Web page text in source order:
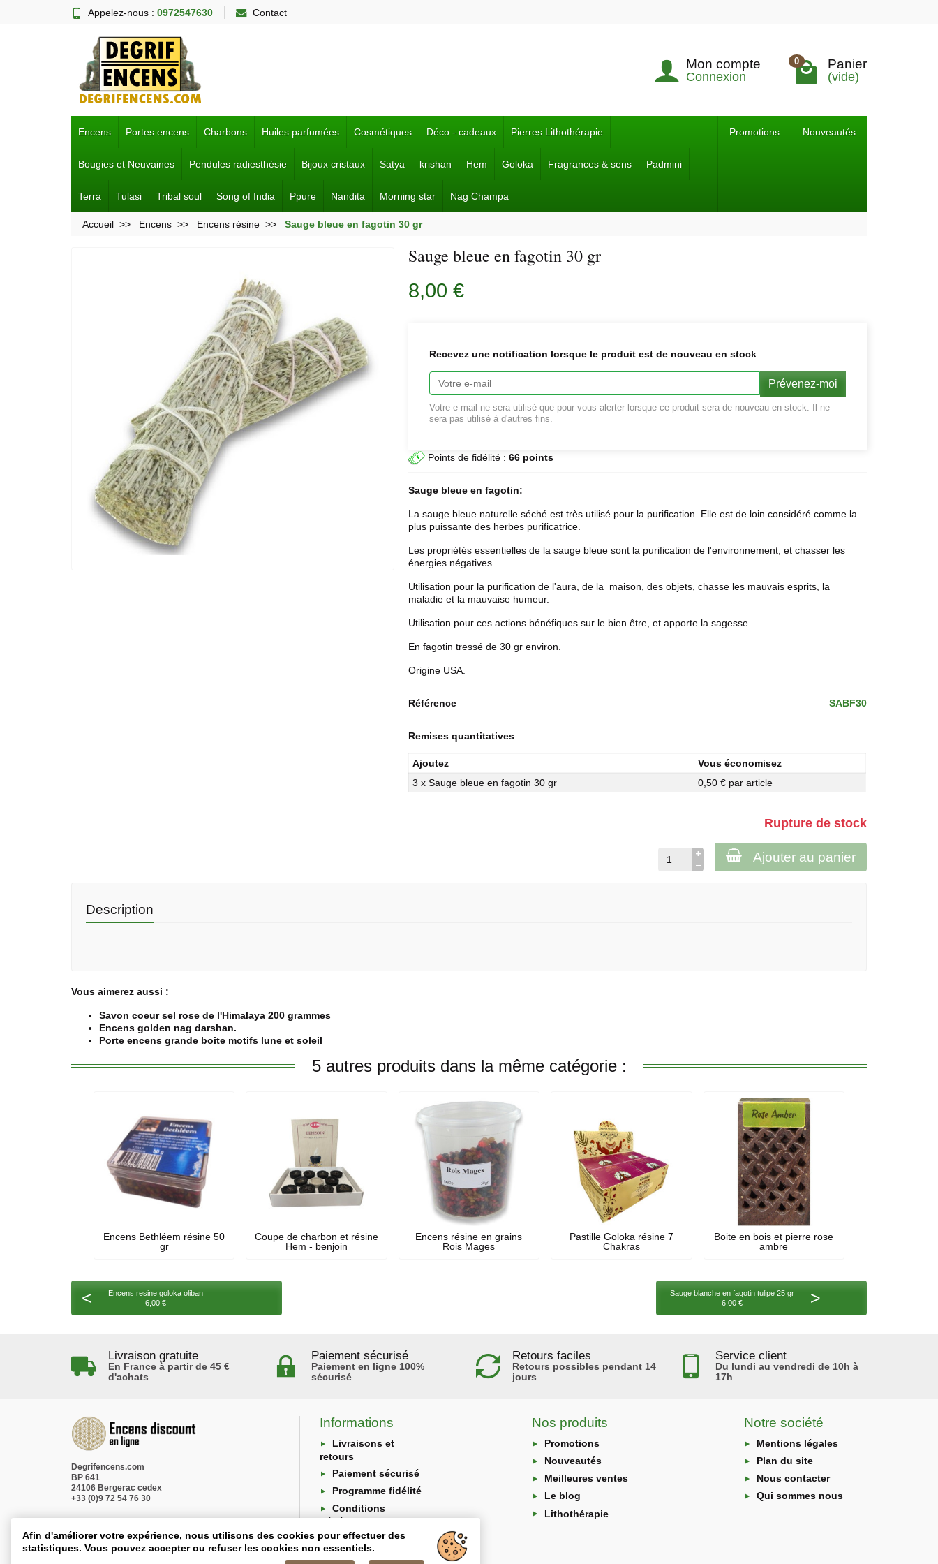
Appelez-nous : 0972547630 Contact
Mon compte
Connexion
0 Panier
(vide)
Encens Portes encens Charbons Huiles parfumées Cosmétiques Déco - cadeaux Pierres Lithothérapie
Bougies et Neuvaines Pendules radiesthésie Bijoux cristaux Satya krishan Hem Goloka Fragrances & sens Padmini
Terra Tulasi Tribal soul Song of India Ppure Nandita Morning star Nag Champa
Promotions Nouveautés
Accueil Encens Encens résine Sauge bleue en fagotin 30 gr
Sauge bleue en fagotin 30 gr
8,00 €
Recevez une notification lorsque le produit est de nouveau en stock
Prévenez-moi
Votre e-mail ne sera utilisé que pour vous alerter lorsque ce produit sera de nouveau en stock. Il ne
sera pas utilisé à d'autres fins.
Points de fidélité :66 points
Sauge bleue en fagotin:
La sauge bleue naturelle séché est très utilisé pour la purification. Elle est de loin considéré comme la
plus puissante des herbes purificatrice.
Les propriétés essentielles de la sauge bleue sont la purification de l'environnement, et chasser les
énergies négatives.
Utilisation pour la purification de l'aura, de la maison, des objets, chasse les mauvais esprits, la
maladie et la mauvaise humeur.
Utilisation pour ces actions bénéfiques sur le bien être, et apporte la sagesse.
En fagotin tressé de 30 gr environ.
Origine USA.
Référence SABF30
Remises quantitatives
Ajoutez
Vous économisez
3 x Sauge bleue en fagotin 30 gr
0,50 € par article
Rupture de stock
Ajouter au panier
Description
Vous aimerez aussi :
Savon coeur sel rose de l'Himalaya 200 grammes
Encens golden nag darshan.
Porte encens grande boite motifs lune et soleil
5 autres produits dans la même catégorie :
Encens Bethléem résine 50
gr
Coupe de charbon et résine
Hem - benjoin
Encens résine en grains
Rois Mages
Pastille Goloka résine 7
Chakras
Boite en bois et pierre rose
ambre
<
Encens resine goloka oliban
6,00 €
Sauge blanche en fagotin tulipe 25 gr
6,00 €
>
Livraison gratuite
En France à partir de 45 €
d'achats
Paiement sécurisé
Paiement en ligne 100%
sécurisé
Retours faciles
Retours possibles pendant 14
jours
Service client
Du lundi au vendredi de 10h à
17h
Degrifencens.com
BP 641
24106 Bergerac cedex
+33 (0)9 72 54 76 30
Informations
Livraisons et
retours
Paiement sécurisé
Programme fidélité
Conditions
générales
Protection des
données
Nos produits
Promotions
Nouveautés
Meilleures ventes
Le blog
Lithothérapie
Notre société
Mentions légales
Plan du site
Nous contacter
Qui sommes nous
Afin d'améliorer votre expérience, nous utilisons des cookies pour effectuer des
statistiques. Vous pouvez accepter ou refuser les cookies non essentiels.